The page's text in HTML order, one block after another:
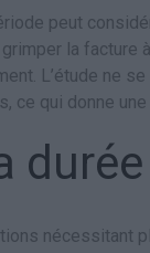
peut
la facture
L’étude ne
ce qui donne
durée
nécessitant